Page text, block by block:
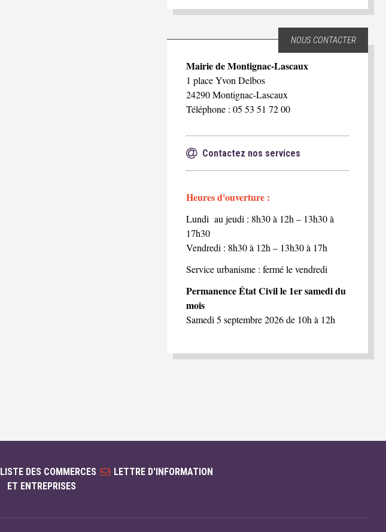
NOUS CONTACTER
Mairie de Montignac-Lascaux
1 place Yvon Delbos
24290 Montignac-Lascaux
Téléphone : 05 53 51 72 00
Contactez nos services
Heures d'ouverture :
Lundi au jeudi : 8h30 à 12h – 13h30 à
17h30
Vendredi : 8h30 à 12h – 13h30 à 17h
Service urbanisme : fermé le vendredi
Permanence État Civil le 1er samedi du
mois
Samedi 5 septembre 2026 de 10h à 12h
LISTE DES COMMERCES
ET ENTREPRISES
LETTRE D'INFORMATION